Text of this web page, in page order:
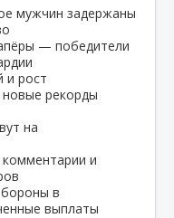
мужчин задержаны
— победители
и рост
рекорды
на
и
в
выплаты